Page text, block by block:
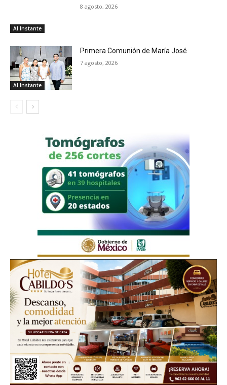
Al Instante
8 agosto, 2026
Al Instante
Primera Comunión de María José
7 agosto, 2026